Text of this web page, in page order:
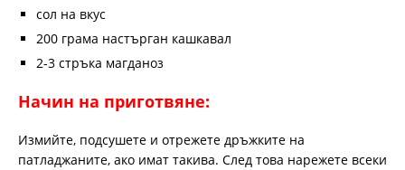
сол на вкус
200 грама настърган кашкавал
2-3 стръка магданоз
Начин на приготвяне:
Измийте, подсушете и отрежете дръжките на
патладжаните, ако имат такива. След това нарежете всеки